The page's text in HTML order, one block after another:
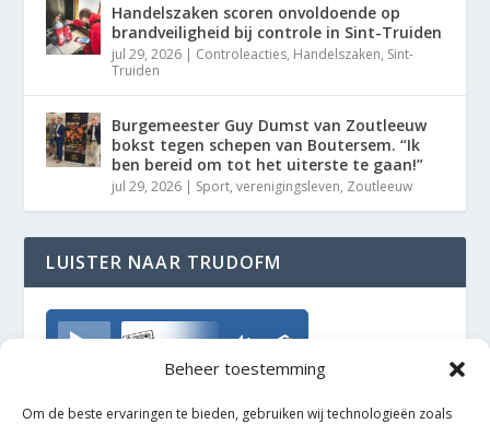
Beheer toestemming
Om de beste ervaringen te bieden, gebruiken wij technologieën zoals
Handelszaken scoren onvoldoende op
brandveiligheid bij controle in Sint-Truiden
jul 29, 2026 | Controleacties, Handelszaken, Sint-
Truiden
Burgemeester Guy Dumst van Zoutleeuw
bokst tegen schepen van Boutersem. “Ik
ben bereid om tot het uiterste te gaan!”
jul 29, 2026 | Sport,verenigingsleven, Zoutleeuw
LUISTER NAAR TRUDOFM
TrudoFM